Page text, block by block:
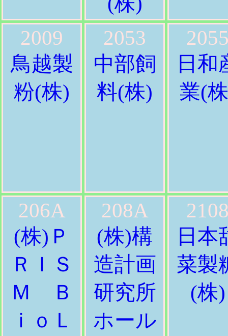
2009
鳥越製
粉(株)
2053
中部飼
料(株)
日和
業(
206A
(株)Ｐ
ＲＩＳ
Ｍ Ｂ
ｉｏＬ
208A
(株)構
造計画
研究所
ホール
日本
菜製
(株)